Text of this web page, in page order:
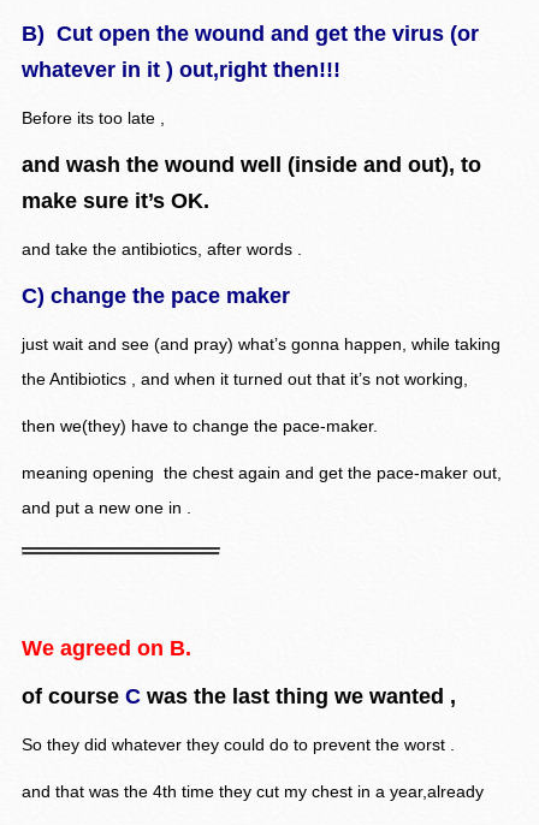
B) Cut open the wound and get the virus (or
whatever in it ) out,right then!!!
Before its too late ,
and wash the wound well (inside and out), to
make sure it’s OK.
and take the antibiotics, after words .
C) change the pace maker
just wait and see (and pray) what’s gonna happen, while taking
the Antibiotics , and when it turned out that it’s not working,
then we(they) have to change the pace-maker.
meaning opening the chest again and get the pace-maker out,
and put a new one in .
We agreed on B.
of course C was the last thing we wanted ,
So they did whatever they could do to prevent the worst .
and that was the 4th time they cut my chest in a year,already